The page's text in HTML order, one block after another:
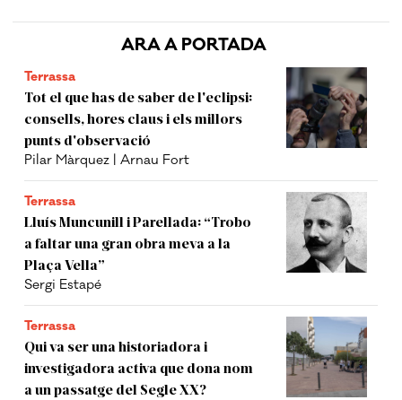
ARA A PORTADA
Terrassa
Tot el que has de saber de l'eclipsi:
consells, hores claus i els millors
punts d'observació
Pilar Màrquez | Arnau Fort
Terrassa
Lluís Muncunill i Parellada: “Trobo
a faltar una gran obra meva a la
Plaça Vella”
Sergi Estapé
Terrassa
Qui va ser una historiadora i
investigadora activa que dona nom
a un passatge del Segle XX?